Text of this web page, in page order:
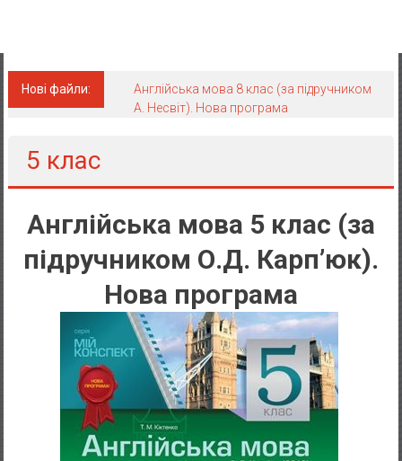
Нові файли:
Англійська мова 8 клас (за підручником
А. Несвіт). Нова програма
5 клас
Англійська мова 5 клас (за
підручником О.Д. Карп’юк).
Нова програма